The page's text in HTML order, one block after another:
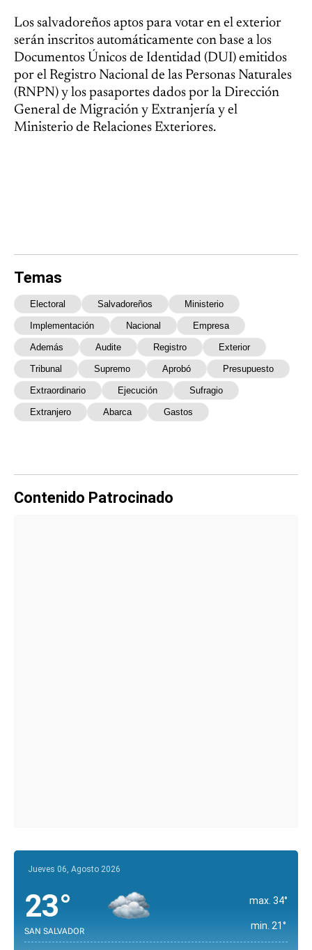
Los salvadoreños aptos para votar en el exterior
serán inscritos automáticamente con base a los
Documentos Únicos de Identidad (DUI) emitidos
por el Registro Nacional de las Personas Naturales
(RNPN) y los pasaportes dados por la Dirección
General de Migración y Extranjería y el
Ministerio de Relaciones Exteriores.
Temas
Electoral Salvadoreños Ministerio
Implementación Nacional Empresa
Además Audite Registro Exterior
Tribunal Supremo Aprobó Presupuesto
Extraordinario Ejecución Sufragio
Extranjero Abarca Gastos
Contenido Patrocinado
Jueves 06, Agosto 2026
23°
SAN SALVADOR
max. 34°
min. 21°